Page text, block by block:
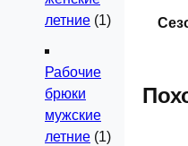
летние (1)
Рабочие
брюки
мужские
летние (1)